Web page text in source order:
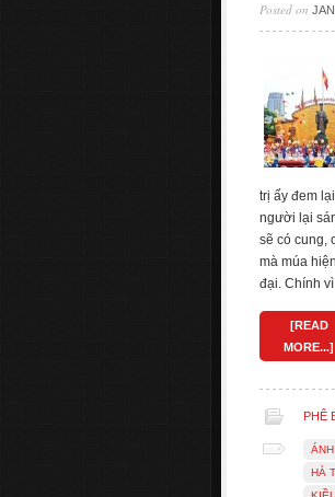
Posted on
trị ấy đem
người lại
sẽ có cung,
mà múa
đại. Chính
[READ
MORE...]
PHÊ
HÀ